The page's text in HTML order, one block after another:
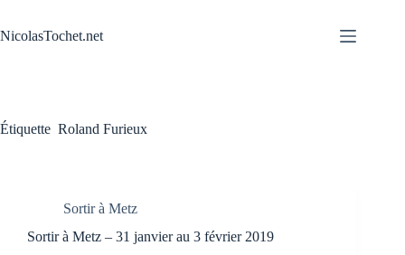
contenu
NicolasTochet.net
Étiquette Roland Furieux
Sortir à Metz
Sortir à Metz – 31 janvier au 3 février 2019